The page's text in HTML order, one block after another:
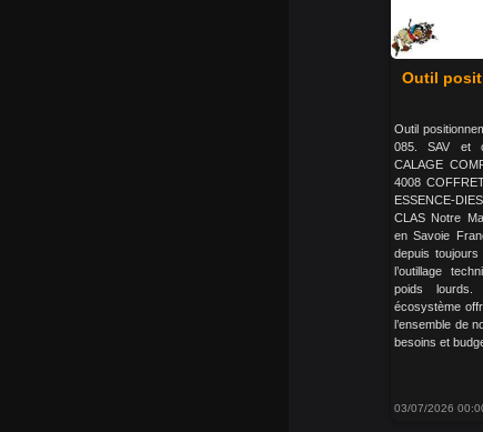
Outil
Outil
085. SAV et
CALAGE
4008
ESSENCE-
CLAS Notre
en Savoie
depuis toujours
l’outillage
poids lourds.
écosystème
l’ensemble de
besoins et
03/07/2026